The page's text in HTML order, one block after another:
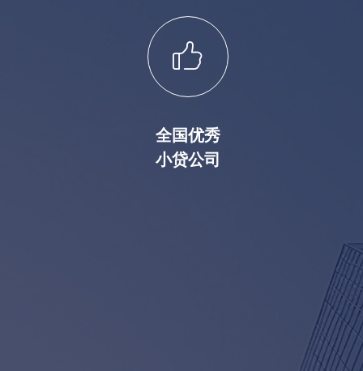
ꀧ
全国优秀
小贷公司